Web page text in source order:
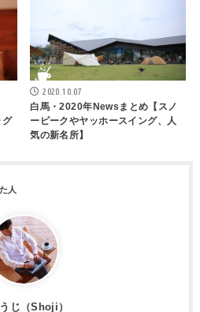
グ
2020.10.07
白馬・2020年Newsまとめ【スノ
ーピークやヤッホースイング、人
気の新名所】
じ（Shoji）